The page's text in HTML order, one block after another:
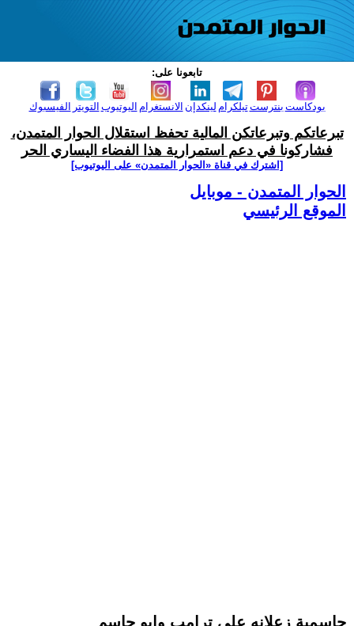
تابعونا على:
الفيسبوك التويتر اليوتيوب الانستغرام لينكدإن تيلكرامبنترست بودكاست
تبرعاتكم وتبرعاتكن المالية تحفظ استقلال الحوار المتمدن،
فشاركونا في دعم استمرارية هذا الفضاء اليساري الحر
[اشترك في قناة ‫«الحوار المتمدن» على اليوتيوب]
الحوار المتمدن - موبايل
الموقع الرئيسي
جاسمية زعلانه على ترامب وابو جاسم